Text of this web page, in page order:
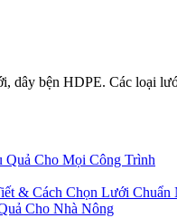
lưới, dây bện HDPE. Các
Cho Mọi Công Trình
& Cách Chọn Lưới Chuẩn
Cho Nhà Nông